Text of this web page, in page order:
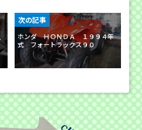
ホンダ ＨＯＮＤＡ １９９４年
式 フォートラックス９０
次の記事